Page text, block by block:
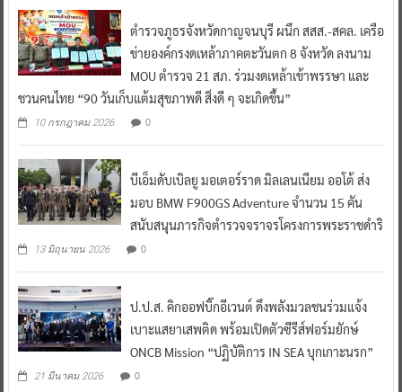
ตำรวจภูธรจังหวัดกาญจนบุรี ผนึก สสส.-สคล. เครือ
ข่ายองค์กรงดเหล้าภาคตะวันตก 8 จังหวัด ลงนาม
MOU ตำรวจ 21 สภ. ร่วมงดเหล้าเข้าพรรษา และ
ชวนคนไทย “90 วันเก็บแต้มสุขภาพดี สิ่งดี ๆ จะเกิดขึ้น”
10 กรกฎาคม 2026 0
บีเอ็มดับเบิลยู มอเตอร์ราด มิลเลนเนียม ออโต้ ส่ง
มอบ BMW F900GS Adventure จำนวน 15 คัน
สนับสนุนภารกิจตำรวจจราจรโครงการพระราชดำริ
13 มิถุนายน 2026 0
ป.ป.ส. คิกออฟบิ๊กอีเวนต์ ดึงพลังมวลชนร่วมแจ้ง
เบาะแสยาเสพติด พร้อมเปิดตัวซีรีส์ฟอร์มยักษ์
ONCB Mission “ปฏิบัติการ IN SEA บุกเกาะนรก”
21 มีนาคม 2026 0